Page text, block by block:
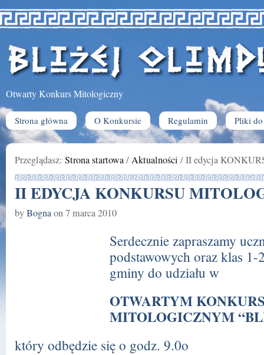
Otwarty Konkurs Mitologiczny
Strona główna O Konkursie Regulamin Pliki
Przeglądasz: Strona startowa/Aktualności /II edycja
II EDYCJA KONKURSU
byBognaon7 marca 2010
Serdecznie zapraszamy
podstawowych oraz klas
gminy do udziału w
OTWARTYM
MITOLOGICZNYM
który odbędzie się o godz. 9.0o